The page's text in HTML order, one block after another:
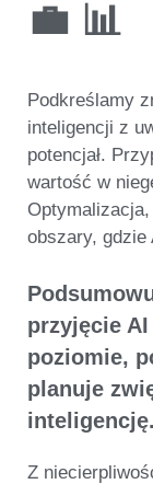
💼 📊
Podkreślamy
inteligencji z
potencjał.
wartość w
obszary, gdzie
przyjęcie
poziomie,
planuje
inteligencję
Z